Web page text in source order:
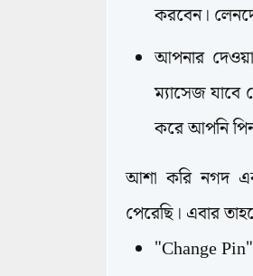
করবেন।
আপনার
ম্যাসেজ যাবে
করে আপনি
আশা করি নগদ
পেরেছি। এবার
"Change